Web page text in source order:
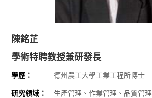
陳銘芷
學術特聘教授兼研發長
學歷： 德州農工大學工業工程所博士
研究領域： 生產管理、作業管理、品質管理